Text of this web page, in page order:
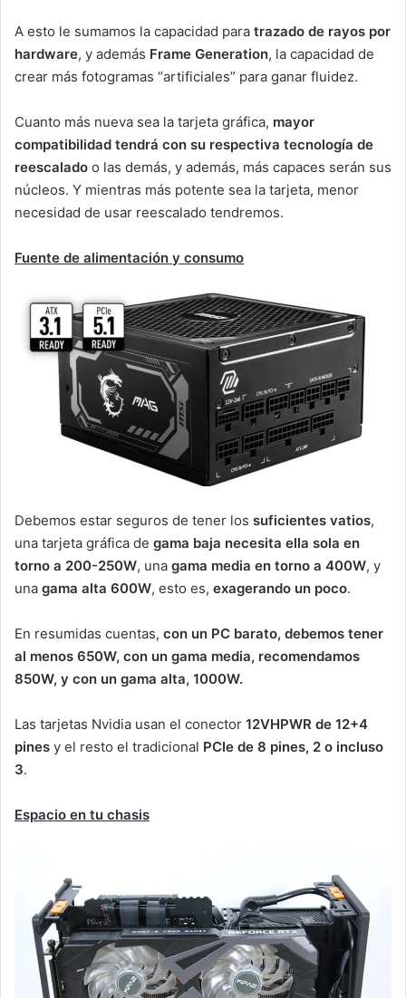
A esto le sumamos la capacidad para trazado de rayos por
hardware, y además Frame Generation, la capacidad de
crear más fotogramas “artificiales” para ganar fluidez.
Cuanto más nueva sea la tarjeta gráfica, mayor
compatibilidad tendrá con su respectiva tecnología de
reescalado o las demás, y además, más capaces serán sus
núcleos. Y mientras más potente sea la tarjeta, menor
necesidad de usar reescalado tendremos.
Fuente de alimentación y consumo
Debemos estar seguros de tener los suficientes vatios,
una tarjeta gráfica de gama baja necesita ella sola en
torno a 200-250W, una gama media en torno a 400W, y
una gama alta 600W, esto es, exagerando un poco.
En resumidas cuentas, con un PC barato, debemos tener
al menos 650W, con un gama media, recomendamos
850W, y con un gama alta, 1000W.
Las tarjetas Nvidia usan el conector 12VHPWR de 12+4
pines y el resto el tradicional PCIe de 8 pines, 2 o incluso
3.
Espacio en tu chasis